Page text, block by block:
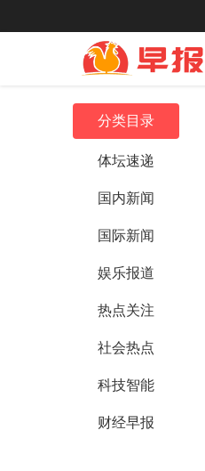
分类目录
体坛速递
国内新闻
国际新闻
娱乐报道
热点关注
社会热点
科技智能
财经早报